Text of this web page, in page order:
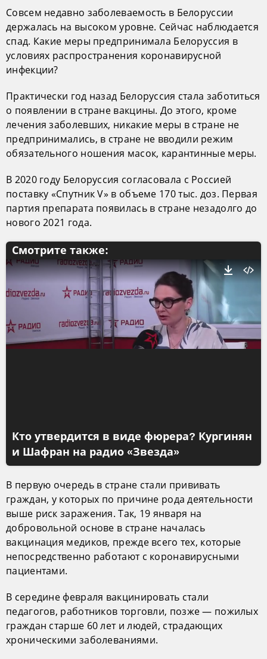
Совсем недавно заболеваемость в Белоруссии
держалась на высоком уровне. Сейчас наблюдается
спад. Какие меры предпринимала Белоруссия в
условиях распространения коронавирусной
инфекции?
Практически год назад Белоруссия стала заботиться
о появлении в стране вакцины. До этого, кроме
лечения заболевших, никакие меры в стране не
предпринимались, в стране не вводили режим
обязательного ношения масок, карантинные меры.
В 2020 году Белоруссия согласовала с Россией
поставку «Спутник V» в объеме 170 тыс. доз. Первая
партия препарата появилась в стране незадолго до
нового 2021 года.
Смотрите также:
Кто утвердится в виде фюрера? Кургинян
и Шафран на радио «Звезда»
В первую очередь в стране стали прививать
граждан, у которых по причине рода деятельности
выше риск заражения. Так, 19 января на
добровольной основе в стране началась
вакцинация медиков, прежде всего тех, которые
непосредственно работают с коронавирусными
пациентами.
В середине февраля вакцинировать стали
педагогов, работников торговли, позже — пожилых
граждан старше 60 лет и людей, страдающих
хроническими заболеваниями.